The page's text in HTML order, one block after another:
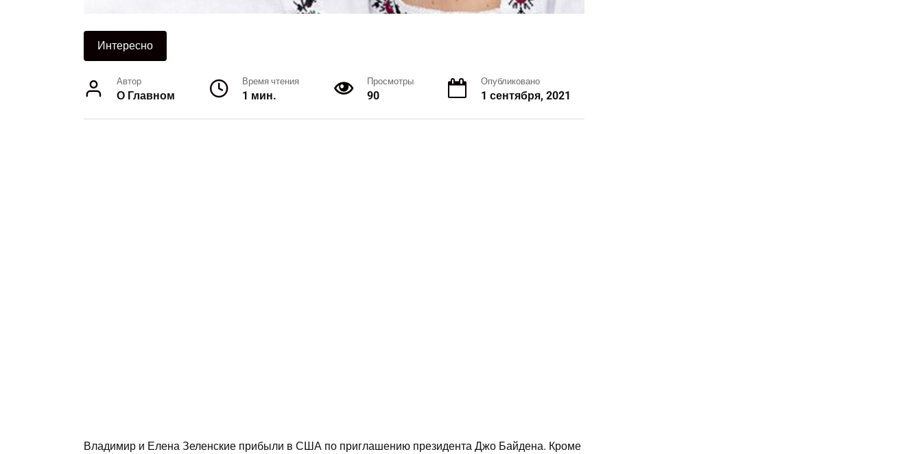
Интересно
Автор
О Главном
Время чтения
1 мин.
Просмотры
90
Опубликовано
1 сентября, 2021
Владимир и Елена Зеленские прибыли в США по приглашению президента Джо Байдена. Кроме